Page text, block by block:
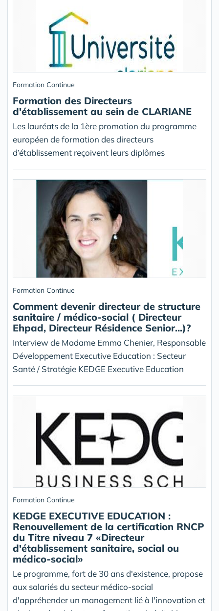
Formation Continue
Formation des Directeurs
d'établissement au sein de CLARIANE
Les lauréats de la 1ère promotion du programme
européen de formation des directeurs
d’établissement reçoivent leurs diplômes
Formation Continue
Comment devenir directeur de structure
sanitaire / médico-social ( Directeur
Ehpad, Directeur Résidence Senior...)?
Interview de Madame Emma Chenier, Responsable
Développement Executive Education : Secteur
Santé / Stratégie KEDGE Executive Education
Formation Continue
KEDGE EXECUTIVE EDUCATION :
Renouvellement de la certification RNCP
du Titre niveau 7 «Directeur
d'établissement sanitaire, social ou
médico-social»
Le programme, fort de 30 ans d'existence, propose
aux salariés du secteur médico-social
d'appréhender un management lié à l'innovation et